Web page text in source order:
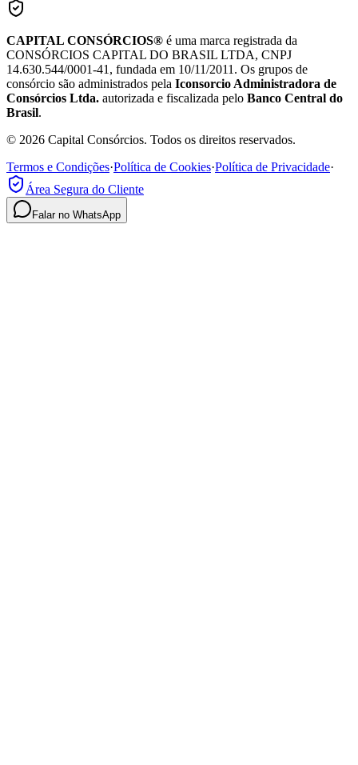
CAPITAL CONSÓRCIOS® é uma marca registrada da
CONSÓRCIOS CAPITAL DO BRASIL LTDA, CNPJ
14.630.544/0001-41, fundada em 10/11/2011. Os grupos de
consórcio são administrados pela Iconsorcio Administradora de
Consórcios Ltda. autorizada e fiscalizada pelo Banco Central do
Brasil.
© 2026 Capital Consórcios. Todos os direitos reservados.
Termos e Condições·Política de Cookies·Política de Privacidade·
Área Segura do Cliente
Falar no WhatsApp